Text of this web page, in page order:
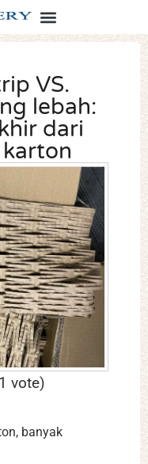
VS.
lebah:
dari
vote)
banyak